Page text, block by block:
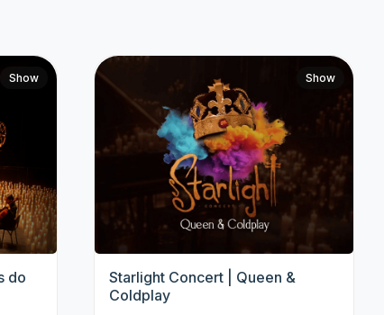
Uma Saudação às Divas |
Celebrando 10 Anos.
06 de Ago às 20:30
Campinas, SP